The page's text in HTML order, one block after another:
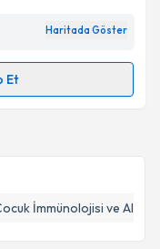
İmmünolojisi ve Alerjisi
belirtilen
Haritada Göster
Et
ile